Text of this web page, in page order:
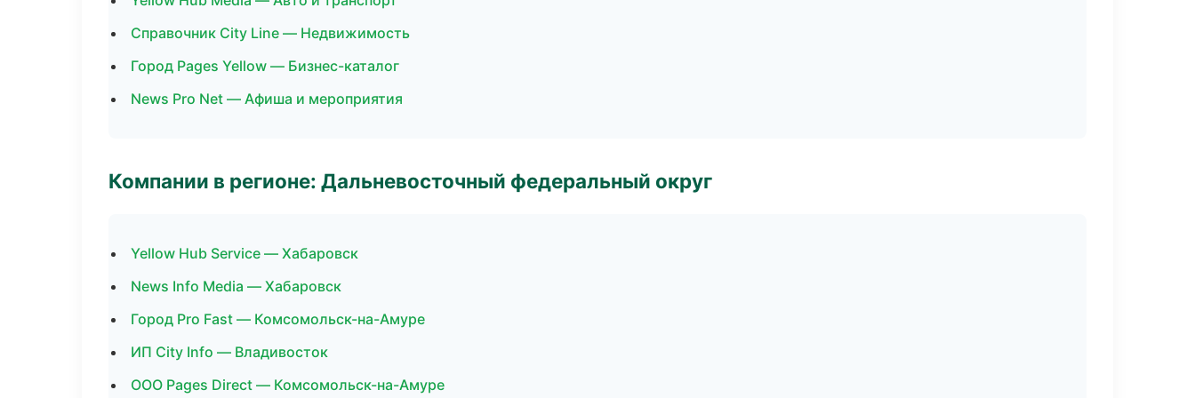
Справочник City Line — Недвижимость
Город Pages Yellow — Бизнес-каталог
News Pro Net — Афиша и мероприятия
Компании в регионе: Дальневосточный федеральный округ
Yellow Hub Service — Хабаровск
News Info Media — Хабаровск
Город Pro Fast — Комсомольск-на-Амуре
ИП City Info — Владивосток
ООО Pages Direct — Комсомольск-на-Амуре